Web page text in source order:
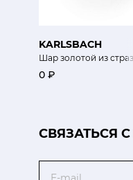
KARLSBACH
Шар золотой из
0 ₽
CВЯЗАТЬСЯ